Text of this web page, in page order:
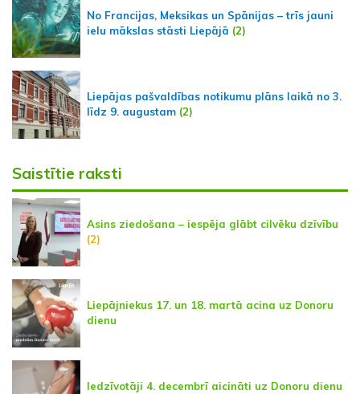
No Francijas, Meksikas un Spānijas – trīs jauni
ielu mākslas stāsti Liepājā (2)
Liepājas pašvaldības notikumu plāns laikā no 3.
līdz 9. augustam (2)
Saistītie raksti
Asins ziedošana – iespēja glābt cilvēku dzīvību
(2)
Liepājniekus 17. un 18. martā acina uz Donoru
dienu
Iedzīvotāji 4. decembrī aicināti uz Donoru dienu